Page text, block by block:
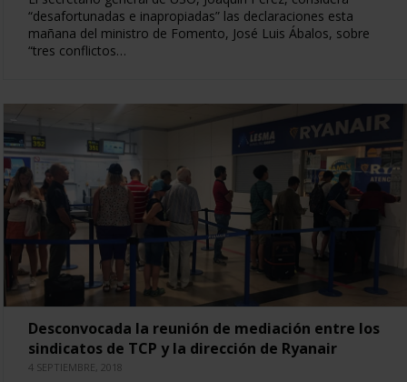
“desafortunadas e inapropiadas” las declaraciones esta
mañana del ministro de Fomento, José Luis Ábalos, sobre
“tres conflictos…
Desconvocada la reunión de mediación entre los
sindicatos de TCP y la dirección de Ryanair
4 SEPTIEMBRE, 2018